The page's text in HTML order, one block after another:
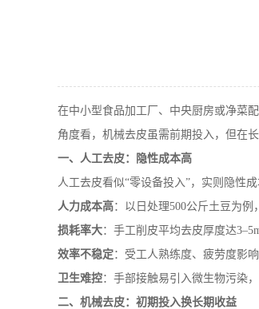
在中小型食品加工厂、中央厨房或净菜
角度看，机械去皮虽需前期投入，但在
一、人工去皮：隐性成本高
人工去皮看似“零设备投入”，实则隐性成
人力成本高：以日处理500公斤土豆为例
损耗率大：手工削皮平均去皮厚度达
效率不稳定：受工人熟练度、疲劳度影
卫生难控：手部接触易引入微生物污染
二、机械去皮：初期投入换长期收益